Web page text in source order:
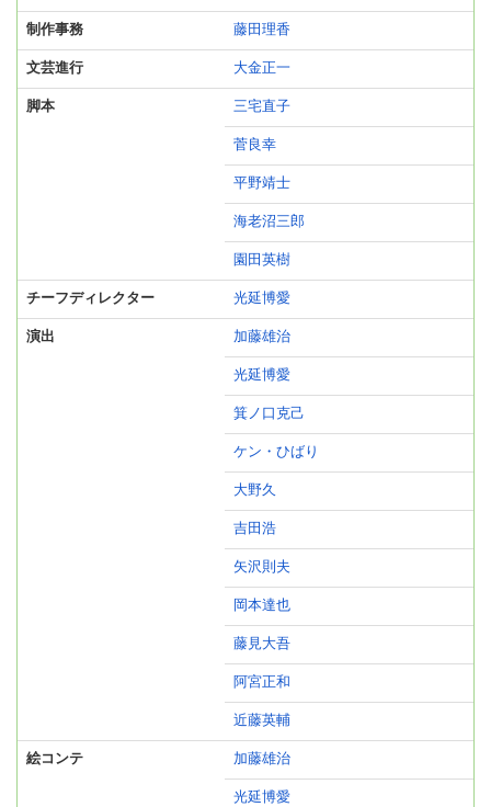
制作事務 藤田理香
文芸進行 大金正一
脚本 三宅直子
菅良幸
平野靖士
海老沼三郎
園田英樹
チーフディレクター 光延博愛
演出 加藤雄治
光延博愛
箕ノ口克己
ケン・ひばり
大野久
吉田浩
矢沢則夫
岡本達也
藤見大吾
阿宮正和
近藤英輔
絵コンテ 加藤雄治
光延博愛